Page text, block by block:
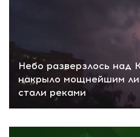
Небо разверзлось над
накрыло мощнейшим
стали реками